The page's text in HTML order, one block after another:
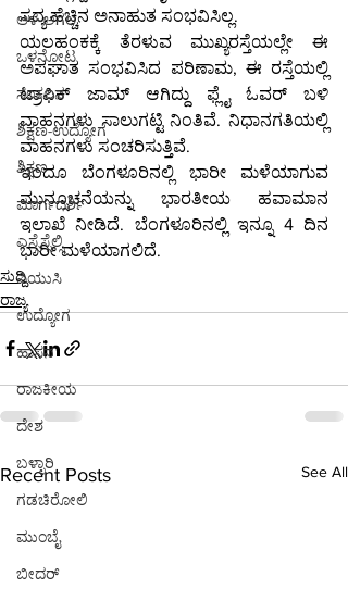
ಆಳ-ಅಗಲ
ಒಳನೋಟ
ಸಂಕಲನ
ಶಿಕ್ಷಣ-ಉದ್ಯೋಗ
ಶಿಕ್ಷಣ
ಮಾರ್ಗದರ್ಶಿ
ಎಸ್ಸೆಸ್ಸೆಲ್ಸಿ
ಪಿಯುಸಿ
ಉದ್ಯೋಗ
ಹಾಸನ
ರಾಜಕೀಯ
ದೇಶ
ಬಳ್ಳಾರಿ
ಗಡಚಿರೋಲಿ
ಮುಂಬೈ
ಬೀದರ್
ಸದ್ಯ ಹೆಚ್ಚಿನ ಅನಾಹುತ ಸಂಭವಿಸಿಲ್ಲ.
ಯಲಹಂಕಕ್ಕೆ ತೆರಳುವ ಮುಖ್ಯರಸ್ತೆಯಲ್ಲೇ ಈ
ಅಪಘಾತ ಸಂಭವಿಸಿದ ಪರಿಣಾಮ, ಈ ರಸ್ತೆಯಲ್ಲಿ
ಟ್ರಾಫಿಕ್ ಜಾಮ್ ಆಗಿದ್ದು ಫ್ಲೈ ಓವರ್ ಬಳಿ
ವಾಹನಗಳು ಸಾಲುಗಟ್ಟಿ ನಿಂತಿವೆ. ನಿಧಾನಗತಿಯಲ್ಲಿ
ವಾಹನಗಳು ಸಂಚರಿಸುತ್ತಿವೆ.
ಇಂದೂ ಬೆಂಗಳೂರಿನಲ್ಲಿ ಭಾರೀ ಮಳೆಯಾಗುವ
ಮುನ್ಸೂಚನೆಯನ್ನು ಭಾರತೀಯ ಹವಾಮಾನ
ಇಲಾಖೆ ನೀಡಿದೆ. ಬೆಂಗಳೂರಿನಲ್ಲಿ ಇನ್ನೂ 4 ದಿನ
ಭಾರೀ ಮಳೆಯಾಗಲಿದೆ.
ಸುದ್ದಿ
ರಾಜ್ಯ
Recent Posts See All